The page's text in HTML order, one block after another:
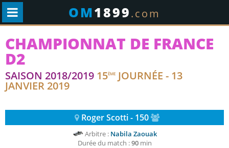
OM1899.com
CHAMPIONNAT DE FRANCE
D2
SAISON 2018/2019 15ÈME JOURNÉE - 13
JANVIER 2019
Roger Scotti - 150
Arbitre : Nabila Zaouak
Durée du match :90min